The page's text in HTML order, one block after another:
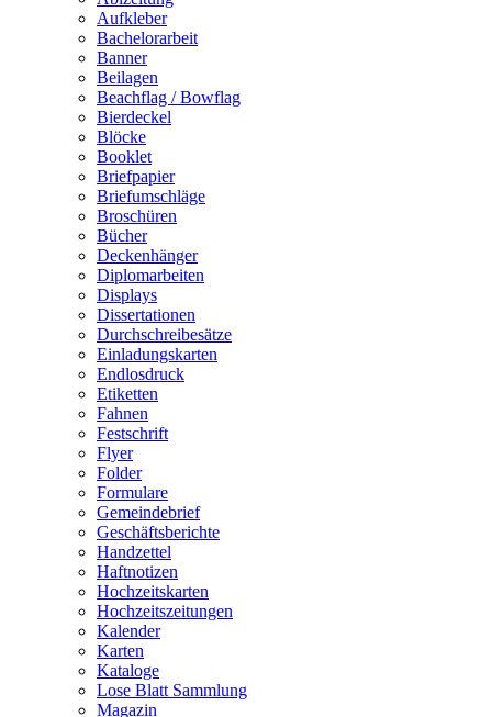
Aufkleber
Bachelorarbeit
Banner
Beilagen
Beachflag / Bowflag
Bierdeckel
Blöcke
Booklet
Briefpapier
Briefumschläge
Broschüren
Bücher
Deckenhänger
Diplomarbeiten
Displays
Dissertationen
Durchschreibesätze
Einladungskarten
Endlosdruck
Etiketten
Fahnen
Festschrift
Flyer
Folder
Formulare
Gemeindebrief
Geschäftsberichte
Handzettel
Haftnotizen
Hochzeitskarten
Hochzeitszeitungen
Kalender
Karten
Kataloge
Lose Blatt Sammlung
Magazin